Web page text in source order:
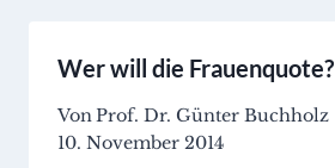
Wer will die Frauenquote?
VonProf. Dr. Günter Buchholz
10. November 2014